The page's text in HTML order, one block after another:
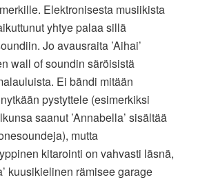
Elektronisesta musiikista
yhtye palaa sillä
Jo avausraita ’Aihai’
wall of soundin säröisistä
Ei bändi mitään
pystyttele (esimerkiksi
saanut ’Annabella’ sisältää
mutta
kitarointi on vahvasti läsnä,
kuusikielinen rämisee garage